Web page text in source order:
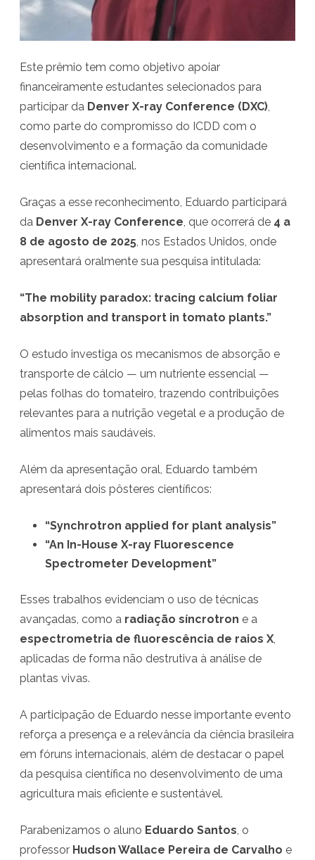
r
e
I
t
r
e
t
a
ç
N
c
l
a
r
r
e
e
P
ê
Este prêmio tem como objetivo apoiar
financeiramente estudantes selecionados para
participar da Denver X-ray Conference (DXC),
como parte do compromisso do ICDD com o
desenvolvimento e a formação da comunidade
científica internacional.
Graças a esse reconhecimento, Eduardo participará
da Denver X-ray Conference, que ocorrerá de 4 a
8 de agosto de 2025, nos Estados Unidos, onde
apresentará oralmente sua pesquisa intitulada:
“The mobility paradox: tracing calcium foliar
absorption and transport in tomato plants.”
O estudo investiga os mecanismos de absorção e
transporte de cálcio — um nutriente essencial —
pelas folhas do tomateiro, trazendo contribuições
relevantes para a nutrição vegetal e a produção de
alimentos mais saudáveis.
Além da apresentação oral, Eduardo também
apresentará dois pôsteres científicos:
“Synchrotron applied for plant analysis”
“An In-House X-ray Fluorescence
Spectrometer Development”
Esses trabalhos evidenciam o uso de técnicas
avançadas, como a radiação síncrotron e a
espectrometria de fluorescência de raios X,
aplicadas de forma não destrutiva à análise de
plantas vivas.
A participação de Eduardo nesse importante evento
reforça a presença e a relevância da ciência brasileira
em fóruns internacionais, além de destacar o papel
da pesquisa científica no desenvolvimento de uma
agricultura mais eficiente e sustentável.
Parabenizamos o aluno Eduardo Santos, o
professor Hudson Wallace Pereira de Carvalho e